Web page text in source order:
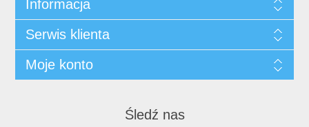
Informacja
Serwis klienta
Moje konto
Śledź nas